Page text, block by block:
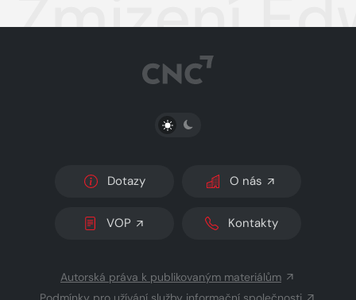
Zmizení
PŘEPNOUT SVĚTLÝ/TMAVÝ REŽIM
Dotazy O nás
VOP Kontakty
Autorská práva k publikovaným materiálům